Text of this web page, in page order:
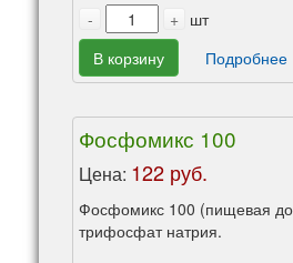
-
+ шт
В корзину
Подробнее
Фосфомикс 100
Цена: 122 руб.
Фосфомикс 100 (пищевая
трифосфат натрия.